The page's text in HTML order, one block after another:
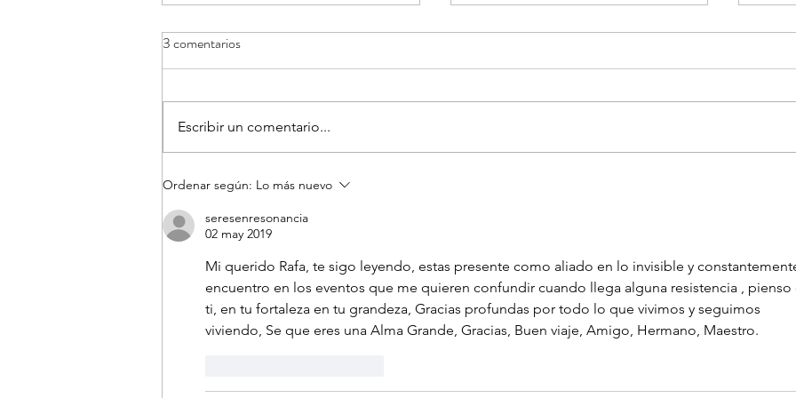
Hola! Soy Rafael Govela
La historia.
3 comentarios
Escribir un comentario...
Ordenar según: Lo más nuevo
seresenresonancia
02 may 2019
Mi querido Rafa, te sigo leyendo, estas presente como aliado en lo invisible y
encuentro en los eventos que me quieren confundir cuando llega alguna resistencia , pienso
ti, en tu fortaleza en tu grandeza, Gracias profundas por todo lo que vivimos y seguimos
viviendo, Se que eres una Alma Grande, Gracias, Buen viaje, Amigo, Hermano, Maestro.